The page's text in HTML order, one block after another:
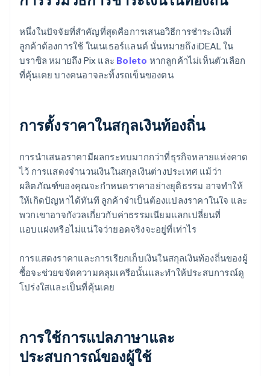
หนึ่งในปัจจัยที่สำคัญที่สุดคือการเสนอวิธีการชำระเงินที่
ลูกค้าต้องการใช้ ในเนเธอร์แลนด์ นั่นหมายถึง iDEAL ใน
บราซิล หมายถึง Pix และ Boleto หากลูกค้าไม่เห็นตัวเลือก
ที่คุ้นเคย บางคนอาจละทิ้งรถเข็นของตน
การตั้งราคาในสกุลเงินท้องถิ่น
การนําเสนอราคามีผลกระทบมากกว่าที่ธุรกิจหลายแห่งคาด
ไว้ การแสดงจํานวนเงินในสกุลเงินต่างประเทศ แม้ว่า
ผลิตภัณฑ์ของคุณจะกําหนดราคาอย่างยุติธรรม อาจทำให้
ให้เกิดปัญหาได้ทันที ลูกค้าจำเป็นต้องแปลงราคาในใจ และ
พวกเขาอาจกังวลเกี่ยวกับค่าธรรมเนียมแลกเปลี่ยนที่
แอบแฝงหรือไม่แน่ใจว่ายอดจริงจะอยู่ที่เท่าไร
การแสดงราคาและการเรียกเก็บเงินในสกุลเงินท้องถิ่นของผู้
ซื้อจะช่วยขจัดความคลุมเครือนั้นและทําให้ประสบการณ์ดู
โปร่งใสและเป็นที่คุ้นเคย
การใช้การแปลภาษาและ
ประสบการณ์ของผู้ใช้